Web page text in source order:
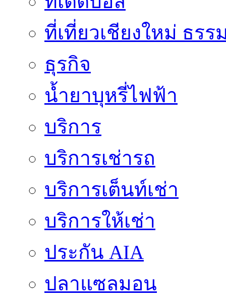
ที่เที่ยวเชียงใหม่ ธรร
ธุรกิจ
น้ำยาบุหรี่ไฟฟ้า
บริการ
บริการเช่ารถ
บริการเต็นท์เช่า
บริการให้เช่า
ประกัน AIA
ปลาแซลมอน